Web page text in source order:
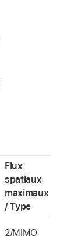
Flux
spatiaux
maximaux
/ Type
2/MIMO